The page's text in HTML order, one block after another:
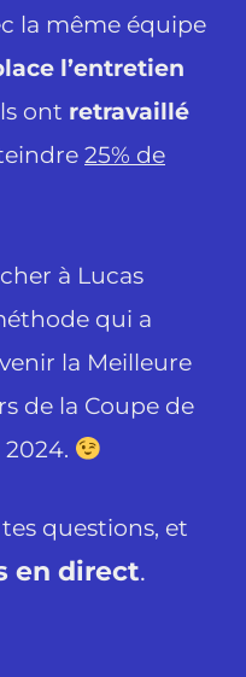
la même équipe
l’entretien
ont retravaillé
25% de
à Lucas
qui a
la Meilleure
de la Coupe de
questions, et
en direct.